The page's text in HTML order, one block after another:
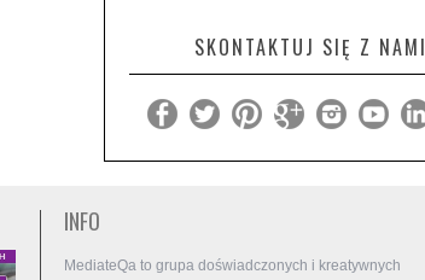
SKONTAKTUJ SIĘ Z NAMI
INFO
MediateQa to grupa doświadczonych i kreatywnych